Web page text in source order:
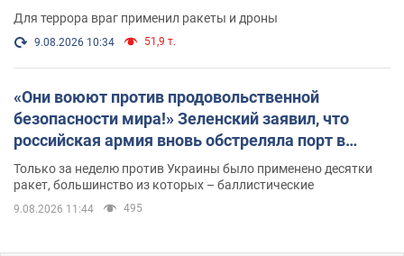
Для террора враг применил ракеты и дроны
9.08.2026 10:34 51,9 т.
«Они воюют против продовольственной
безопасности мира!» Зеленский заявил, что
российская армия вновь обстреляла порт в
Одессе
Только за неделю против Украины было применено десятки
ракет, большинство из которых – баллистические
9.08.2026 11:44 495